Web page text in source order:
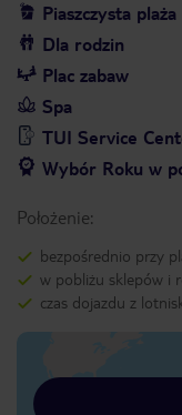
Piaszczysta plaża
Dla rodzin
Plac zabaw
Spa
TUI Service
Wybór Roku w
Położenie:
bezpośrednio przy
w pobliżu sklepów i
czas dojazdu z